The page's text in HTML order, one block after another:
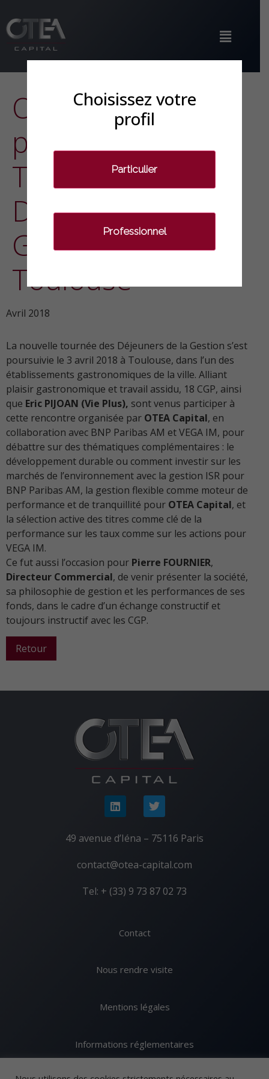
OTEA Capital
poursuit sa
Tournée des
Déjeuners de la
Gestion à
Toulouse
Avril 2018
La nouvelle tournée des Déjeuners de la Gestion s’est
poursuivie le 3 avril 2018 à Toulouse, dans l’un des
établissements gastronomiques de la ville. Alliant
plaisir gastronomique et travail assidu, 18 CGP, ainsi
que Eric PIJOAN (Vie Plus), sont venus participer à
cette rencontre organisée par OTEA Capital, en
collaboration avec BNP Paribas AM et VEGA IM, pour
débattre sur des thématiques complémentaires : le
développement durable ou comment investir sur les
marchés de l’environnement avec la gestion ISR pour
BNP Paribas AM, la gestion flexible comme moteur de
performance et de tranquillité pour OTEA Capital, et
la sélection active des titres comme clé de la
performance sur les taux comme sur les actions pour
VEGA IM.
Ce fut aussi l’occasion pour Pierre FOURNIER,
Directeur Commercial, de venir présenter la société,
sa philosophie de gestion et les performances de ses
fonds, dans le cadre d’un échange constructif et
toujours instructif avec les CGP.
Retour
49 avenue d’Iéna – 75116 Paris
contact@otea-capital.com
Tel: + (33) 9 73 87 02 73
Contact
Nous rendre visite
Mentions légales
Informations réglementaires
Choisissez votre
profil
Particulier
Professionnel